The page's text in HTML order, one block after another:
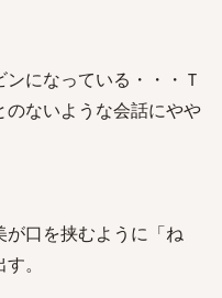
になっている・・・Ｔ
ないような会話にやや
口を挟むように「ね
。